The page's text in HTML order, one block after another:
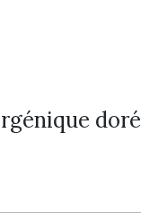
doré